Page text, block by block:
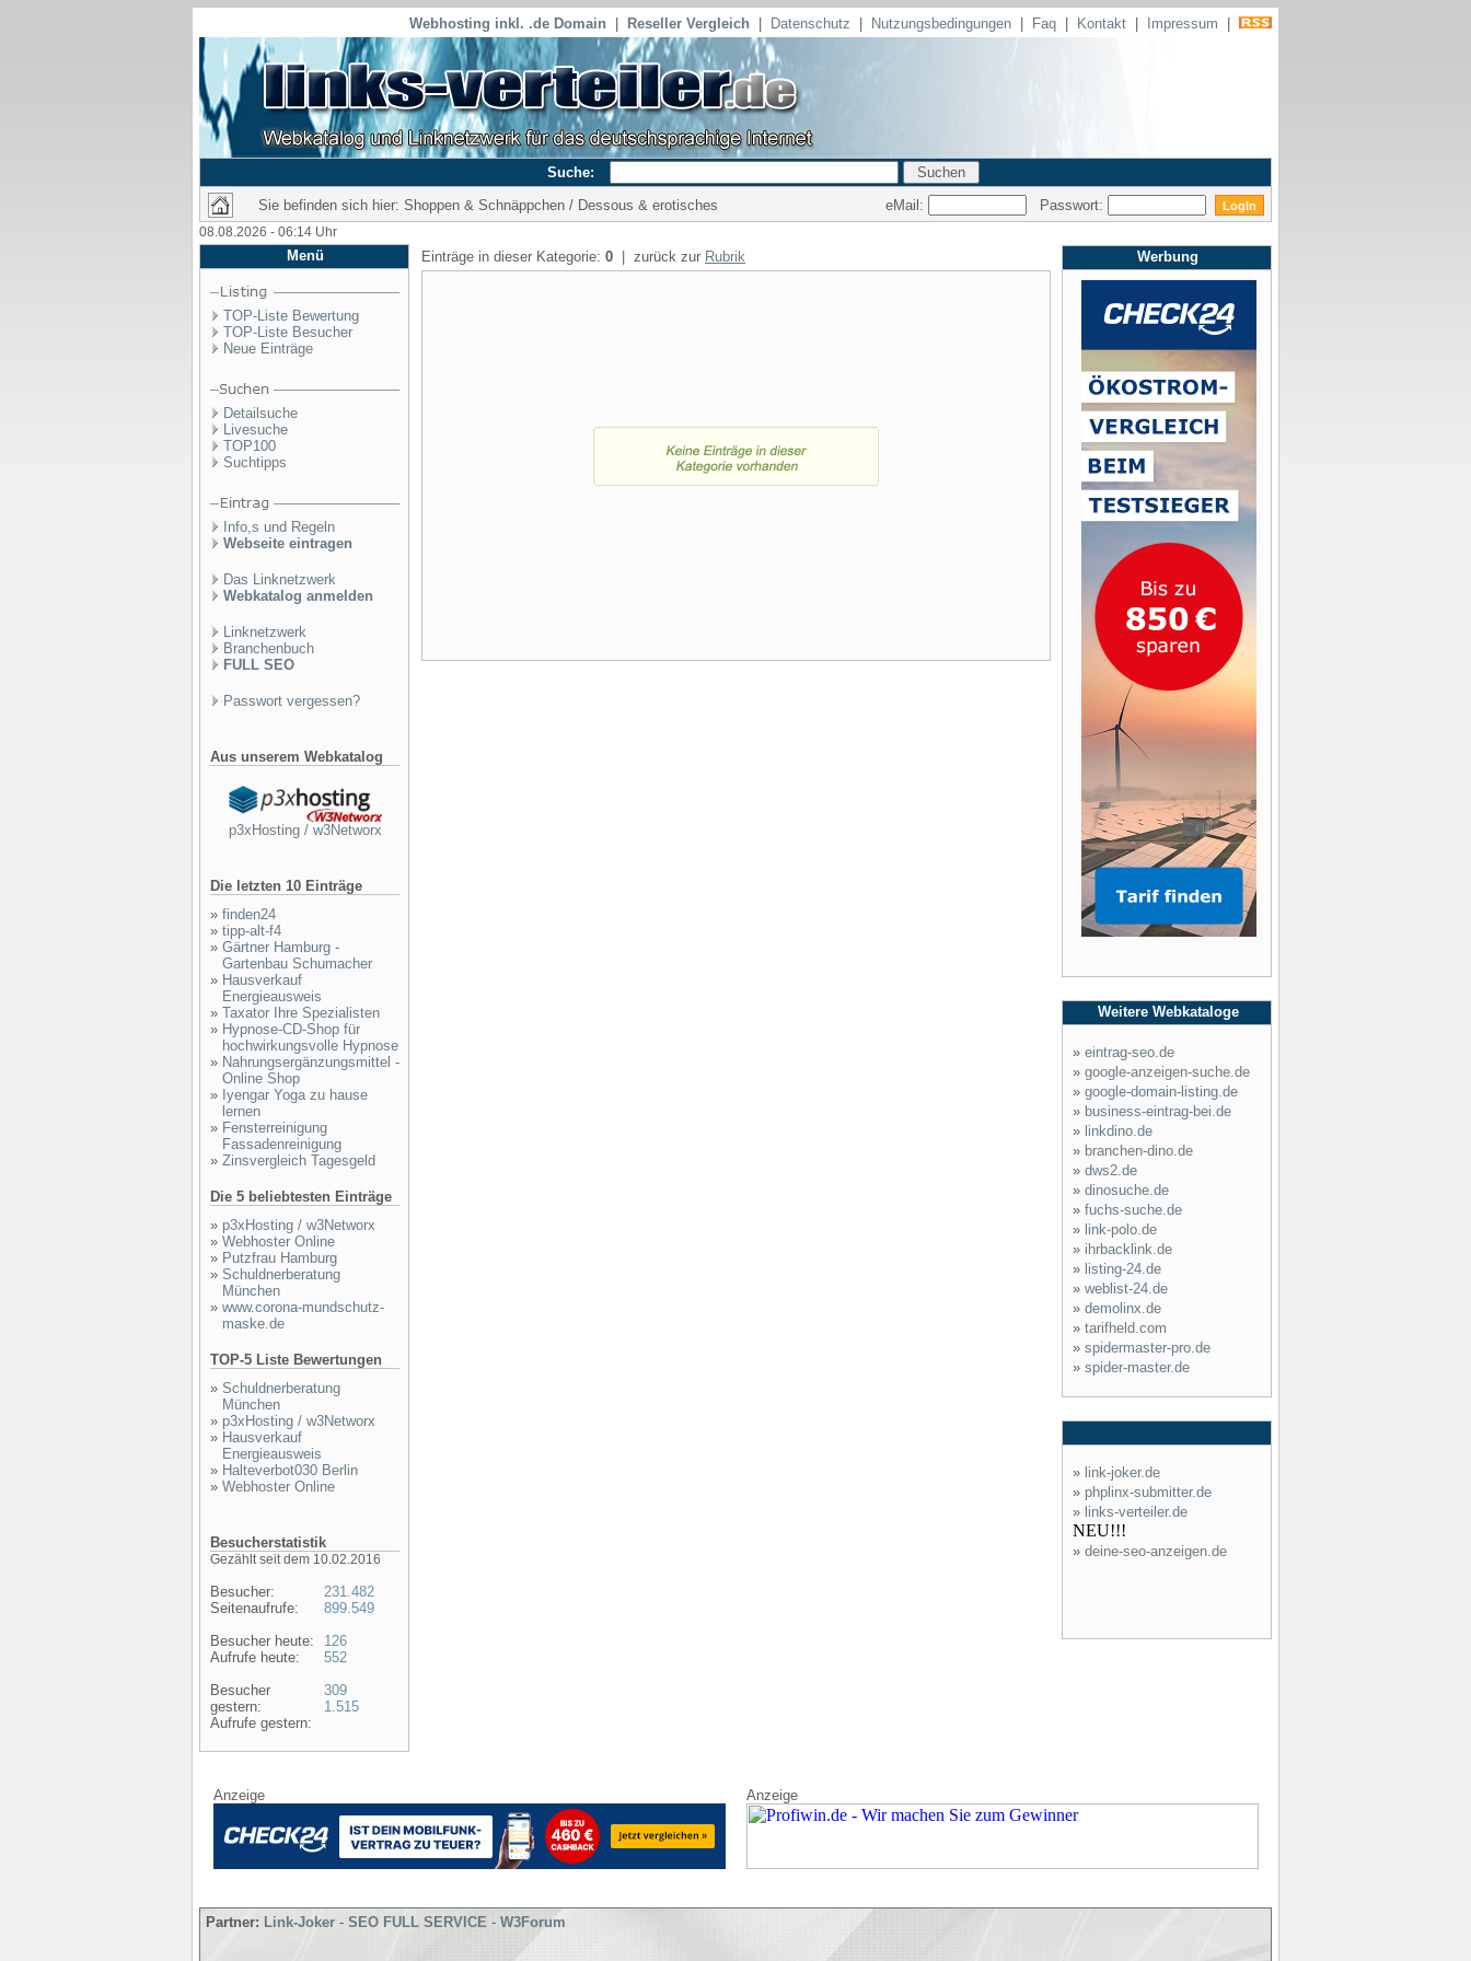
Webhosting inkl. .de Domain Reseller Vergleich Datenschutz Nutzungsbedingungen Faq Kontakt Impressum
Suche:
Sie befinden sich hier: Shoppen & Schnäppchen / Dessous & erotisches
eMail: Passwort:
08.08.2026 - 06:14 Uhr
Menü
TOP-Liste Bewertung
TOP-Liste Besucher
Neue Einträge
Detailsuche
Livesuche
TOP100
Suchtipps
Info,s und Regeln
Webseite eintragen
Das Linknetzwerk
Webkatalog anmelden
Linknetzwerk
Branchenbuch
FULL SEO
Passwort vergessen?
Aus unserem Webkatalog
p3xHosting / w3Networx
Die letzten 10 Einträge
» finden24
» tipp-alt-f4
» Gärtner Hamburg -
Gartenbau Schumacher
» Hausverkauf
Energieausweis
» Taxator Ihre Spezialisten
» Hypnose-CD-Shop für
hochwirkungsvolle Hypnose
» Nahrungsergänzungsmittel -
Online Shop
» Iyengar Yoga zu hause
lernen
» Fensterreinigung
Fassadenreinigung
» Zinsvergleich Tagesgeld
Die 5 beliebtesten Einträge
» p3xHosting / w3Networx
» Webhoster Online
» Putzfrau Hamburg
» Schuldnerberatung
München
» www.corona-mundschutz-
maske.de
TOP-5 Liste Bewertungen
» Schuldnerberatung
München
» p3xHosting / w3Networx
» Hausverkauf
Energieausweis
» Halteverbot030 Berlin
» Webhoster Online
Besucherstatistik
Gezählt seit dem 10.02.2016
Besucher:
Seitenaufrufe:
Besucher heute:
Aufrufe heute:
Besucher
gestern:
Aufrufe gestern:
231.482
899.549
126
552
309
1.515
Einträge in dieser Kategorie: 0 | zurück zur Rubrik Werbung
Weitere Webkataloge
» eintrag-seo.de
» google-anzeigen-suche.de
» google-domain-listing.de
» business-eintrag-bei.de
» linkdino.de
» branchen-dino.de
» dws2.de
» dinosuche.de
» fuchs-suche.de
» link-polo.de
» ihrbacklink.de
» listing-24.de
» weblist-24.de
» demolinx.de
» tarifheld.com
» spidermaster-pro.de
» spider-master.de
» link-joker.de
» phplinx-submitter.de
» links-verteiler.de
NEU!!!
» deine-seo-anzeigen.de
Anzeige Anzeige
Partner: Link-Joker - SEO FULL SERVICE - W3Forum